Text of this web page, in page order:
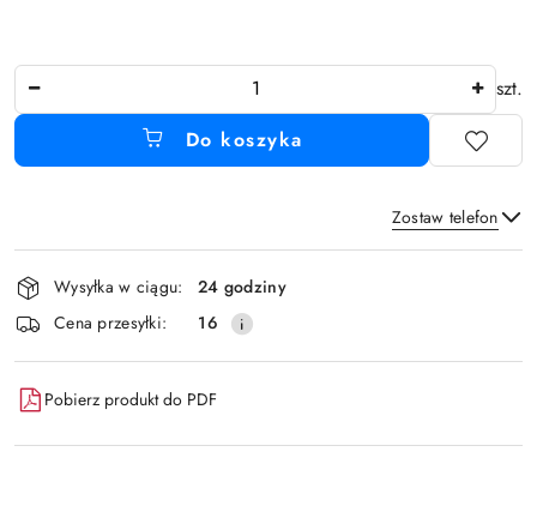
szt.
Do koszyka
Zostaw telefon
Wyślij
Dostępność
i
dostawa
Wysyłka w ciągu:
24 godziny
Cena przesyłki:
16
Pobierz produkt do PDF